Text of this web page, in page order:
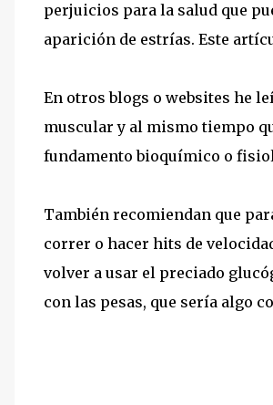
perjuicios para la salud que
aparición de estrías. Este
En otros blogs o websites he
muscular y al mismo tiempo
fundamento bioquímico o
También recomiendan que
correr o hacer hits de
volver a usar el preciado
con las pesas, que sería algo